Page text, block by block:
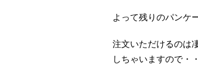
よって残りのパンケ
注文いただけるのは
しちゃいますので・